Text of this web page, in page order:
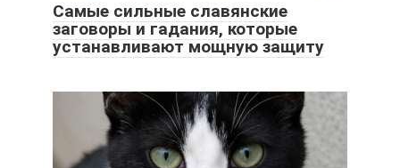
Самые сильные славянские
заговоры и гадания, которые
устанавливают мощную защиту